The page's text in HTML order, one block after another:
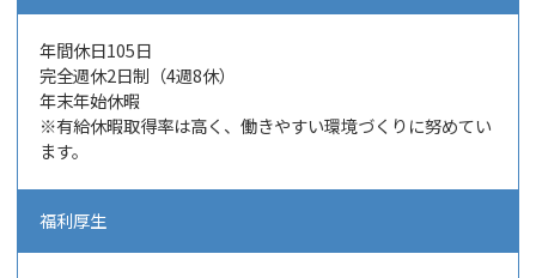
年間休日105日
完全週休2日制（4週8休）
年末年始休暇
※有給休暇取得率は高く、働きやすい環境づくりに努めてい
ます。
福利厚生